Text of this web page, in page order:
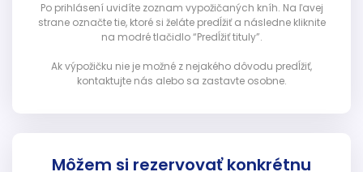
Po prihlásení uvidíte zoznam vypožičaných kníh. Na ľavej
strane označte tie, ktoré si želáte predĺžiť a následne kliknite
na modré tlačidlo “Predĺžiť tituly”.
Ak výpožičku nie je možné z nejakého dôvodu predĺžiť,
kontaktujte nás alebo sa zastavte osobne.
Môžem si rezervovať konkrétnu